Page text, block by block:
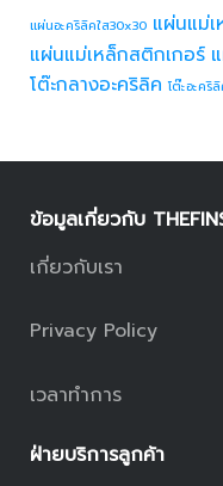
แผ่นอะคริลิคใส30x30 แผ่นแม่
แผ่นแม่เหล็กสติกเกอร์
โต๊ะกลางอะคริลิค โต๊ะอะคริ
ข้อมูลเกี่ยวกับ
เกี่ยวกับเรา
Privacy Policy
เวลาทำการ
ฝ่ายบริการลูกค้า